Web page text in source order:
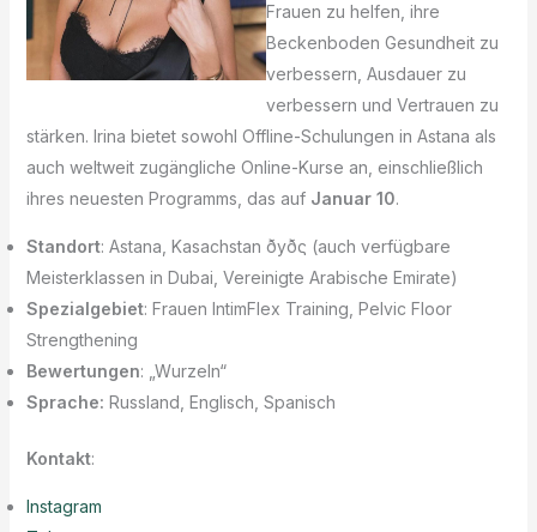
Frauen zu helfen, ihre
Beckenboden Gesundheit zu
verbessern, Ausdauer zu
verbessern und Vertrauen zu
stärken. Irina bietet sowohl Offline-Schulungen in Astana als
auch weltweit zugängliche Online-Kurse an, einschließlich
ihres neuesten Programms, das auf Januar 10.
Standort: Astana, Kasachstan ðуðς (auch verfügbare
Meisterklassen in Dubai, Vereinigte Arabische Emirate)
Spezialgebiet: Frauen IntimFlex Training, Pelvic Floor
Strengthening
Bewertungen: „Wurzeln“
Sprache: Russland, Englisch, Spanisch
Kontakt:
Instagram